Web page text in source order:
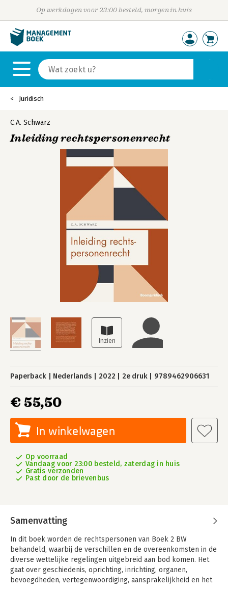
Op werkdagen voor 23:00 besteld, morgen in huis
Juridisch
C.A. Schwarz
Inleiding rechtspersonenrecht
Paperback Nederlands 2022 2e druk 9789462906631
€ 55,50
In winkelwagen
Op voorraad
Vandaag voor 23:00 besteld, zaterdag in huis
Gratis verzonden
Past door de brievenbus
Samenvatting
In dit boek worden de rechtspersonen van Boek 2 BW
behandeld, waarbij de verschillen en de overeenkomsten in de
diverse wettelijke regelingen uitgebreid aan bod komen. Het
gaat over geschiedenis, oprichting, inrichting, organen,
bevoegdheden, vertegenwoordiging, aansprakelijkheid en het